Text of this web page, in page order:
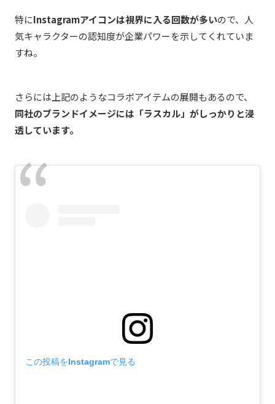
特にInstagramアイコンは視界に入る回数が多いので、人
気キャラクターの認知度が企業パワーを示してくれていま
すね。
さらには上記のようなコラボアイテムの展開もあるので、
同社のブランドイメージには「ラスカル」がしっかりと浸
透しています。
この投稿をInstagramで見る